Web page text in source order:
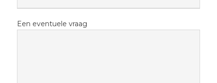
Een eventuele vraag